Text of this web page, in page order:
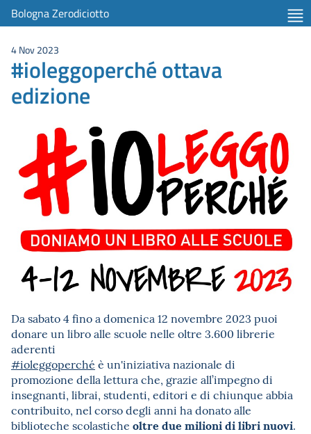
Bologna Zerodiciotto
4 Nov 2023
#ioleggoperché ottava
edizione
Da sabato 4 fino a domenica 12 novembre 2023 puoi
donare un libro alle scuole nelle oltre 3.600 librerie
aderenti
#ioleggoperché è un'iniziativa nazionale di
promozione della lettura che, grazie all’impegno di
insegnanti, librai, studenti, editori e di chiunque abbia
contribuito, nel corso degli anni ha donato alle
biblioteche scolastiche oltre due milioni di libri nuovi.